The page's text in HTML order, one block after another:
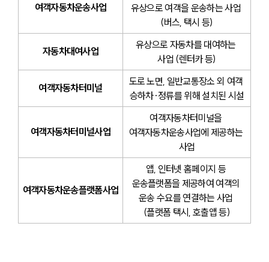
여객자동차운송사업
유상으로 여객을 운송하는 사업
(버스, 택시 등)
자동차대여사업
유상으로 자동차를 대여하는
사업 (렌터카 등)
여객자동차터미널
도로 노면, 일반교통장소 외 여객
승하차·정류를 위해 설치된 시설
여객자동차터미널사업
여객자동차터미널을
여객자동차운송사업에 제공하는
사업
여객자동차운송플랫폼사업
앱, 인터넷 홈페이지 등
운송플랫폼을 제공하여 여객의
운송 수요를 연결하는 사업
(플랫폼 택시, 호출앱 등)